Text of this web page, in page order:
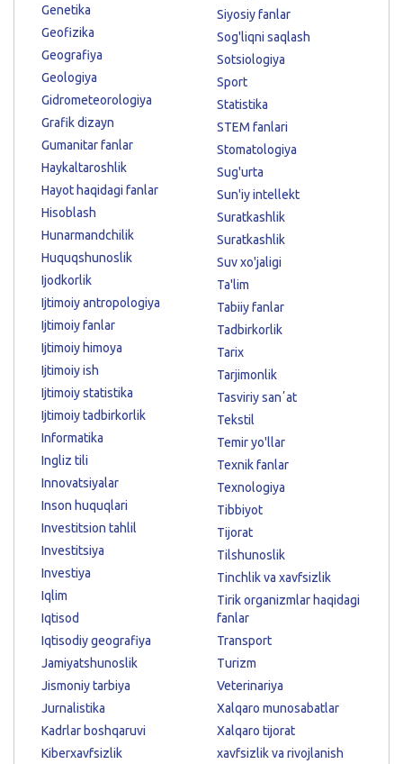
Genetika
Geofizika
Geografiya
Geologiya
Gidrometeorologiya
Grafik dizayn
Gumanitar fanlar
Haykaltaroshlik
Hayot haqidagi fanlar
Hisoblash
Hunarmandchilik
Huquqshunoslik
Ijodkorlik
Ijtimoiy antropologiya
Ijtimoiy fanlar
Ijtimoiy himoya
Ijtimoiy ish
Ijtimoiy statistika
Ijtimoiy tadbirkorlik
Informatika
Ingliz tili
Innovatsiyalar
Inson huquqlari
Investitsion tahlil
Investitsiya
Investiya
Iqlim
Iqtisod
Iqtisodiy geografiya
Jamiyatshunoslik
Jismoniy tarbiya
Jurnalistika
Kadrlar boshqaruvi
Kiberxavfsizlik
Siyosiy fanlar
Sog'liqni saqlash
Sotsiologiya
Sport
Statistika
STEM fanlari
Stomatologiya
Sug'urta
Sun'iy intellekt
Suratkashlik
Suratkashlik
Suv xo'jaligi
Ta'lim
Tabiiy fanlar
Tadbirkorlik
Tarix
Tarjimonlik
Tasviriy sanʼat
Tekstil
Temir yo'llar
Texnik fanlar
Texnologiya
Tibbiyot
Tijorat
Tilshunoslik
Tinchlik va xavfsizlik
Tirik organizmlar haqidagi
fanlar
Transport
Turizm
Veterinariya
Xalqaro munosabatlar
Xalqaro tijorat
xavfsizlik va rivojlanish